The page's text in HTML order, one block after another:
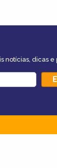
notícias, dicas